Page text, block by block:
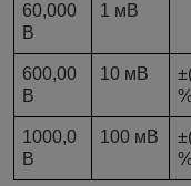
60,000
В
1 мВ
600,00
В
10 мВ
1000,0
В
100 мВ